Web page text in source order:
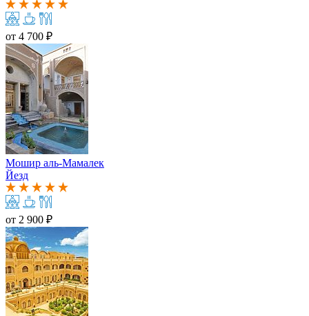
от 4 700 ₽
Мошир аль-Мамалек
Йезд
от 2 900 ₽